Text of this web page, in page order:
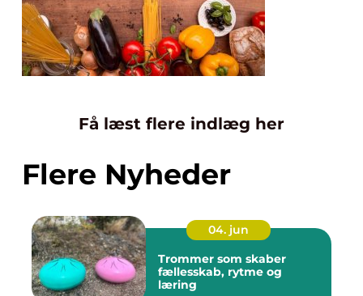
Få læst flere indlæg her
Flere Nyheder
04. jun
Trommer som skaber
fællesskab, rytme og
læring